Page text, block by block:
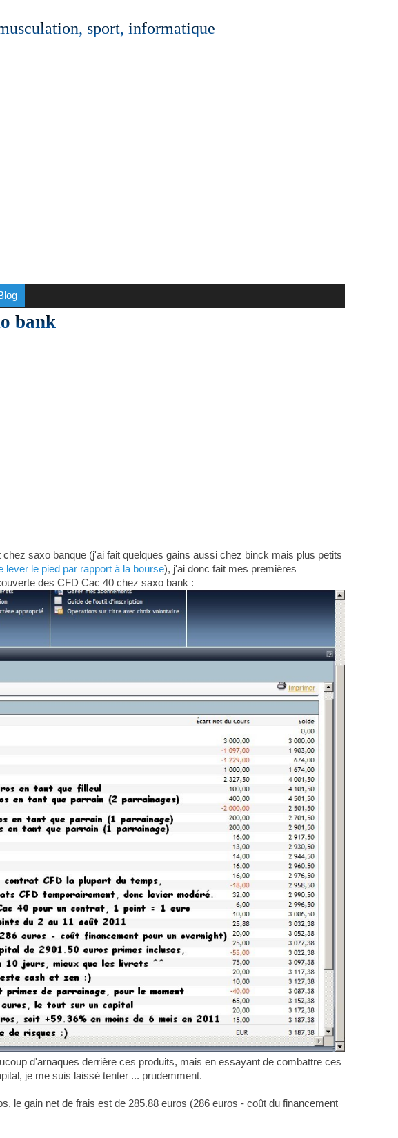
sport, informatique
bank
saxo banque (j'ai fait quelques gains aussi chez binck mais plus petits
lever le pied par rapport à la bourse), j'ai donc fait mes premières
des CFD Cac 40 chez saxo bank :
d'arnaques derrière ces produits, mais en essayant de combattre ces
je me suis laissé tenter ... prudemment.
le gain net de frais est de 285.88 euros (286 euros - coût du financement